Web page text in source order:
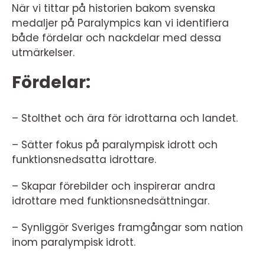
När vi tittar på historien bakom svenska
medaljer på Paralympics kan vi identifiera
både fördelar och nackdelar med dessa
utmärkelser.
Fördelar:
– Stolthet och ära för idrottarna och landet.
– Sätter fokus på paralympisk idrott och
funktionsnedsatta idrottare.
– Skapar förebilder och inspirerar andra
idrottare med funktionsnedsättningar.
– Synliggör Sveriges framgångar som nation
inom paralympisk idrott.